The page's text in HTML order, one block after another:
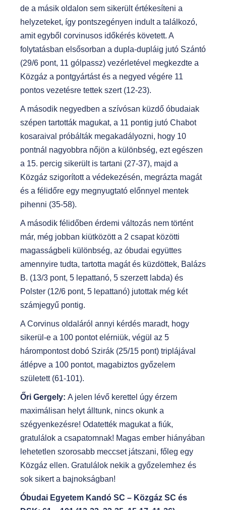
de a másik oldalon sem sikerült értékesíteni a
helyzeteket, így pontszegényen indult a találkozó,
amit egyből corvinusos időkérés követett. A
folytatásban elsősorban a dupla-dupláig jutó Szántó
(29/6 pont, 11 gólpassz) vezérletével megkezdte a
Közgáz a pontgyártást és a negyed végére 11
pontos vezetésre tettek szert (12-23).
A második negyedben a szívósan küzdő óbudaiak
szépen tartották magukat, a 11 pontig jutó Chabot
kosaraival próbálták megakadályozni, hogy 10
pontnál nagyobbra nőjön a különbség, ezt egészen
a 15. percig sikerült is tartani (27-37), majd a
Közgáz szigorított a védekezésén, megrázta magát
és a félidőre egy megnyugtató előnnyel mentek
pihenni (35-58).
A második félidőben érdemi változás nem történt
már, még jobban kiütközött a 2 csapat közötti
magasságbeli különbség, az óbudai együttes
amennyire tudta, tartotta magát és küzdöttek, Balázs
B. (13/3 pont, 5 lepattanó, 5 szerzett labda) és
Polster (12/6 pont, 5 lepattanó) jutottak még két
számjegyű pontig.
A Corvinus oldaláról annyi kérdés maradt, hogy
sikerül-e a 100 pontot elérniük, végül az 5
hárompontost dobó Szirák (25/15 pont) triplájával
átlépve a 100 pontot, magabiztos győzelem
született (61-101).
Őri Gergely: A jelen lévő kerettel úgy érzem
maximálisan helyt álltunk, nincs okunk a
szégyenkezésre! Odatették magukat a fiúk,
gratulálok a csapatomnak! Magas ember hiányában
lehetetlen szorosabb meccset játszani, főleg egy
Közgáz ellen. Gratulálok nekik a győzelemhez és
sok sikert a bajnokságban!
Óbudai Egyetem Kandó SC – Közgáz SC és